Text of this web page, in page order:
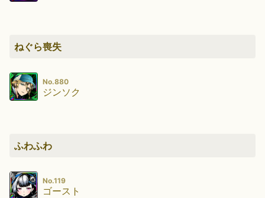
ねぐら喪失
No.880
ジンソク
ふわふわ
No.119
ゴースト